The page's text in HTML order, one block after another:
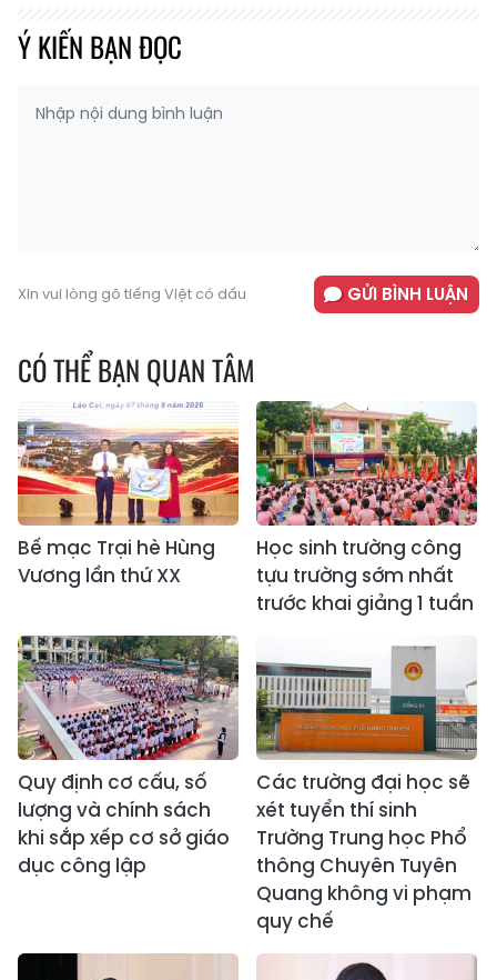
Ý KIẾN BẠN ĐỌC
Xin vui lòng gõ tiếng Việt có dấu GỬI BÌNH LUẬN
CÓ THỂ BẠN QUAN TÂM
Bế mạc Trại hè Hùng
Vương lần thứ XX
Học sinh trường công
tựu trường sớm nhất
trước khai giảng 1 tuần
Quy định cơ cấu, số
lượng và chính sách
khi sắp xếp cơ sở giáo
dục công lập
Các trường đại học sẽ
xét tuyển thí sinh
Trường Trung học Phổ
thông Chuyên Tuyên
Quang không vi phạm
quy chế